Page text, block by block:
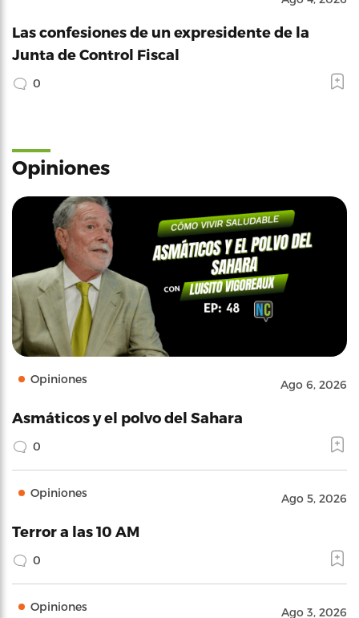
Las confesiones de un expresidente de la
Junta de Control Fiscal
0
Opiniones
Opiniones Ago 6, 2026
Asmáticos y el polvo del Sahara
0
Opiniones Ago 5, 2026
Terror a las 10 AM
0
Opiniones Ago 3, 2026